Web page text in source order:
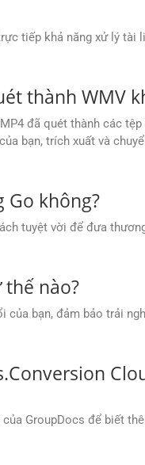
tiếp khả năng xử lý tài
thành WMV
đã quét thành các tệp
bạn, trích xuất và
Go không?
tuyệt vời để đưa
nào?
của bạn, đảm bảo trải
GroupDocs để biết